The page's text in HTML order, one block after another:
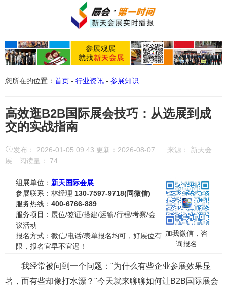
您所在的位置： 首页 - 行业资讯 - 参展知识
高效逛B2B国际展会技巧：从选展到成
交的实战指南
发布： 2026-01-05 09:43 更新：2026-08-07 来源： 新天会
展
阅读量： 74
组展单位： 新天国际会展
参展联系：林经理 130-7597-9718(同微信)
服务热线：400-6766-889
服务项目：展位/签证/搭建/运输/行程/考察/会
议活动
报名方式：微信/电话/表单报名均可，好展位有
限，报名宜早不宜迟！
加我微信，咨
询报名
我经常被问到一个问题："为什么有些企业参展效果显
著，而有些却像打水漂？"今天就来聊聊如何让B2B国际展会